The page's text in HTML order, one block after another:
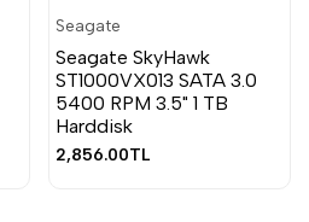
Satıcı:
Seagate
Seagate SkyHawk
ST1000VX013 SATA 3.0
5400 RPM 3.5" 1 TB
Harddisk
İndirimli
2,856.00TL